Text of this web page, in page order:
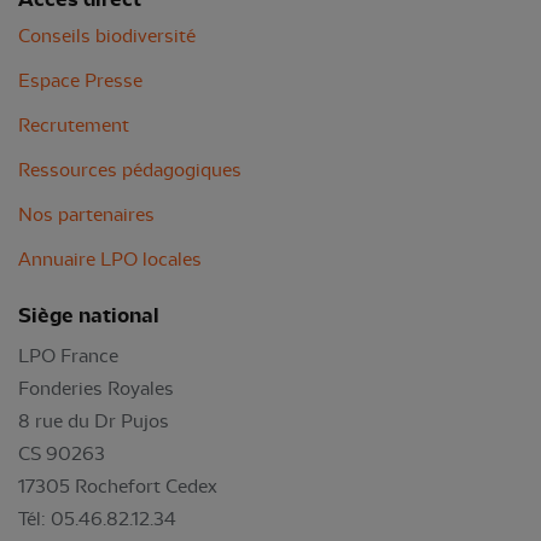
Conseils biodiversité
Espace Presse
Recrutement
Ressources pédagogiques
Nos partenaires
Annuaire LPO locales
Siège national
LPO France
Fonderies Royales
8 rue du Dr Pujos
CS 90263
17305 Rochefort Cedex
Tél: 05.46.82.12.34